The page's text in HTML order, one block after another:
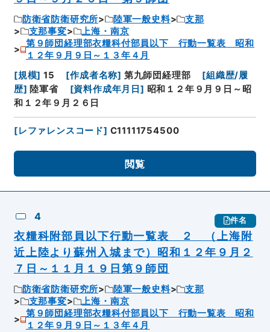
防衛省防衛研究所 陸軍一般史料
支那
支那事変
上海・南京
第９師団経理部衣糧科付部員以下 行動一覧表 昭和
１２年９月９日～１３年４月
[規模] 15 [作成者名称] 第九師団経理部 [組織歴/履
歴] 陸軍省 [資料作成年月日] 昭和１２年９月９日～昭
和１２年９月２６日
[レファレンスコード] C11111754500
閲覧
4 件名
衣糧科附部員以下行動一覧表 ２ （上海附
近上陸より蘇州入城まで）昭和１２年９月２
７日～１１月１９日第９師団
防衛省防衛研究所 陸軍一般史料
支那
支那事変
上海・南京
第９師団経理部衣糧科付部員以下 行動一覧表 昭和
１２年９月９日～１３年４月